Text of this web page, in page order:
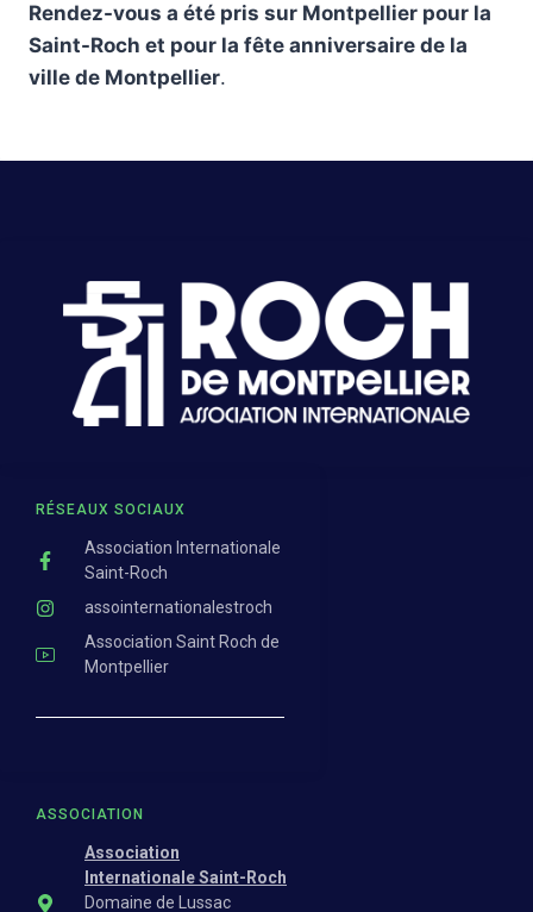
Rendez-vous a été pris sur Montpellier pour la
Saint-Roch et pour la fête anniversaire de la
ville de Montpellier.
ASSOCIATION
Association
Internationale Saint-Roch
Domaine de Lussac
RÉSEAUX SOCIAUX
Association Internationale
Saint-Roch
assointernationalestroch
Association Saint Roch de
Montpellier